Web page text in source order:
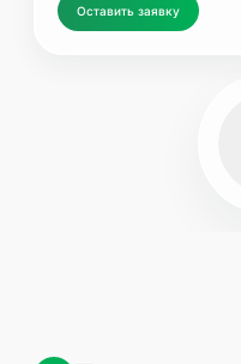
Оставить заявку